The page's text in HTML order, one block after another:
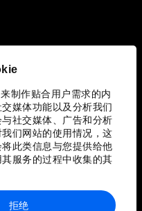
制作贴合用户需求的内
媒体功能以及分析我们
社交媒体、广告和分析
们网站的使用情况，这
此类信息与您提供给他
服务的过程中收集的其
拒绝